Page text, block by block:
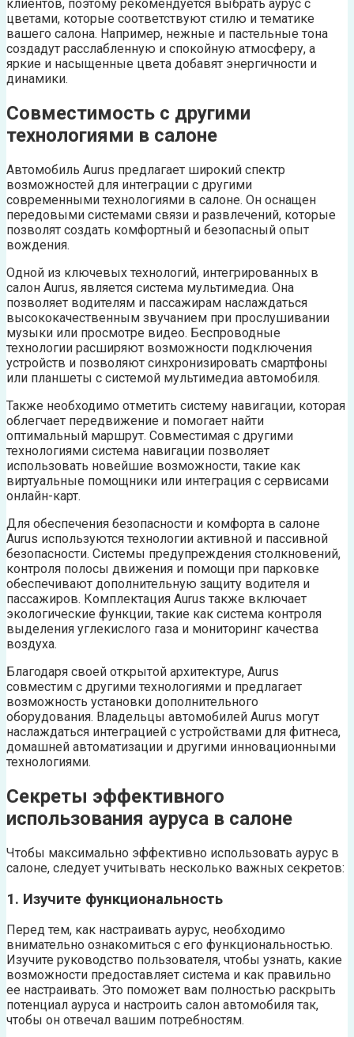
клиентов, поэтому рекомендуется выбрать аурус с
цветами, которые соответствуют стилю и тематике
вашего салона. Например, нежные и пастельные тона
создадут расслабленную и спокойную атмосферу, а
яркие и насыщенные цвета добавят энергичности и
динамики.
Совместимость с другими
технологиями в салоне
Автомобиль Aurus предлагает широкий спектр
возможностей для интеграции с другими
современными технологиями в салоне. Он оснащен
передовыми системами связи и развлечений, которые
позволят создать комфортный и безопасный опыт
вождения.
Одной из ключевых технологий, интегрированных в
салон Aurus, является система мультимедиа. Она
позволяет водителям и пассажирам наслаждаться
высококачественным звучанием при прослушивании
музыки или просмотре видео. Беспроводные
технологии расширяют возможности подключения
устройств и позволяют синхронизировать смартфоны
или планшеты с системой мультимедиа автомобиля.
Также необходимо отметить систему навигации, которая
облегчает передвижение и помогает найти
оптимальный маршрут. Совместимая с другими
технологиями система навигации позволяет
использовать новейшие возможности, такие как
виртуальные помощники или интеграция с сервисами
онлайн-карт.
Для обеспечения безопасности и комфорта в салоне
Aurus используются технологии активной и пассивной
безопасности. Системы предупреждения столкновений,
контроля полосы движения и помощи при парковке
обеспечивают дополнительную защиту водителя и
пассажиров. Комплектация Aurus также включает
экологические функции, такие как система контроля
выделения углекислого газа и мониторинг качества
воздуха.
Благодаря своей открытой архитектуре, Aurus
совместим с другими технологиями и предлагает
возможность установки дополнительного
оборудования. Владельцы автомобилей Aurus могут
наслаждаться интеграцией с устройствами для фитнеса,
домашней автоматизации и другими инновационными
технологиями.
Секреты эффективного
использования ауруса в салоне
Чтобы максимально эффективно использовать аурус в
салоне, следует учитывать несколько важных секретов:
1. Изучите функциональность
Перед тем, как настраивать аурус, необходимо
внимательно ознакомиться с его функциональностью.
Изучите руководство пользователя, чтобы узнать, какие
возможности предоставляет система и как правильно
ее настраивать. Это поможет вам полностью раскрыть
потенциал ауруса и настроить салон автомобиля так,
чтобы он отвечал вашим потребностям.